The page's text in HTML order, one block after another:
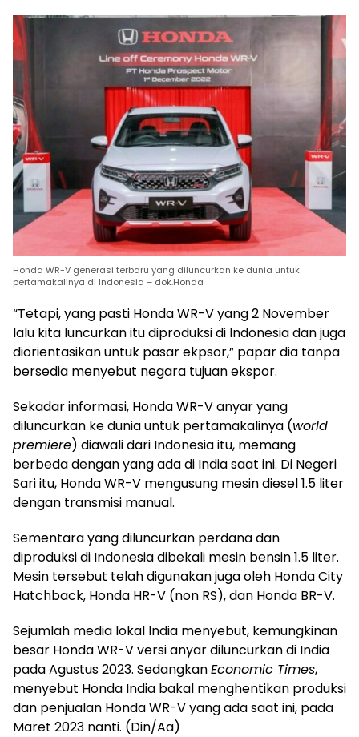
Honda WR-V generasi terbaru yang diluncurkan ke dunia untuk
pertamakalinya di Indonesia – dok.Honda
“Tetapi, yang pasti Honda WR-V yang 2 November
lalu kita luncurkan itu diproduksi di Indonesia dan juga
diorientasikan untuk pasar ekpsor,” papar dia tanpa
bersedia menyebut negara tujuan ekspor.
Sekadar informasi, Honda WR-V anyar yang
diluncurkan ke dunia untuk pertamakalinya (world
premiere) diawali dari Indonesia itu, memang
berbeda dengan yang ada di India saat ini. Di Negeri
Sari itu, Honda WR-V mengusung mesin diesel 1.5 liter
dengan transmisi manual.
Sementara yang diluncurkan perdana dan
diproduksi di Indonesia dibekali mesin bensin 1.5 liter.
Mesin tersebut telah digunakan juga oleh Honda City
Hatchback, Honda HR-V (non RS), dan Honda BR-V.
Sejumlah media lokal India menyebut, kemungkinan
besar Honda WR-V versi anyar diluncurkan di India
pada Agustus 2023. SedangkanEconomic Times,
menyebut Honda India bakal menghentikan produksi
dan penjualan Honda WR-V yang ada saat ini, pada
Maret 2023 nanti. (Din/Aa)